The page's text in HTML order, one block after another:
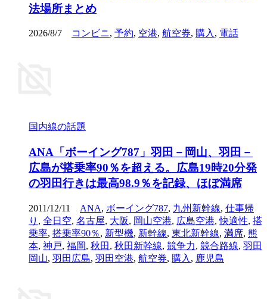
法場所まとめ
2026/8/7 コンビニ, 予約, 空港, 航空券, 購入 , 電話
国内線の話題
ANA「ボーイング787」羽田－岡山、羽田－
広島が搭乗率90％を超える。広島19時20分発
の羽田行きは最高98.9％を記録、ほぼ満席
2011/12/11 ANA, ボーイング787, 九州新幹線, 仕事帰
り , 全日空, 名古屋, 大阪, 岡山空港, 広島空港,快適性, 搭
乗率, 搭乗率90％, 新型機, 新幹線, 東北新幹線, 満席, 熊
本, 神戸, 福岡, 秋田 , 秋田新幹線, 競争力, 競合路線, 羽田
岡山, 羽田広島, 羽田空港, 航空券, 購入 , 鹿児島